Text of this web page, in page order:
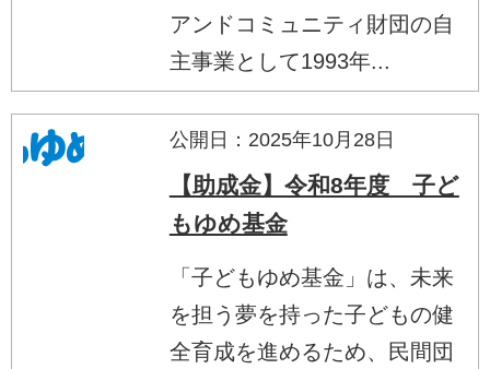
アンドコミュニティ財団の自
主事業として1993年...
公開日：2025年10月28日
【助成金】令和8年度 子ど
もゆめ基金
「子どもゆめ基金」は、未来
を担う夢を持った子どもの健
全育成を進めるため、民間団